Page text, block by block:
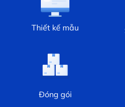
Thiết kế mẫu
Đóng gói